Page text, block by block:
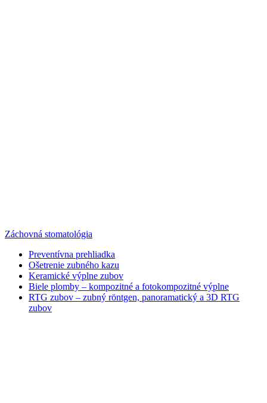
Záchovná stomatológia
Preventívna prehliadka
Ošetrenie zubného kazu
Keramické výplne zubov
Biele plomby – kompozitné a fotokompozitné výplne
RTG zubov – zubný röntgen, panoramatický a 3D RTG
zubov